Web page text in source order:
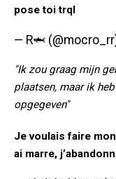
pose toi trql
— R🦈
"Ik zou graag mijn
plaatsen, maar ik
opgegeven"
Je voulais faire
ai marre,